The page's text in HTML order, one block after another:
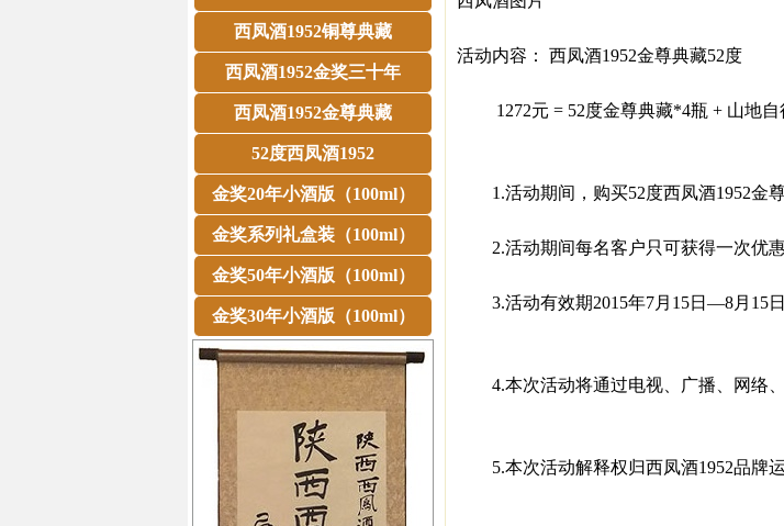
西凤酒1952铜尊典藏
西凤酒1952金奖三十年
西凤酒1952金尊典藏
52度西凤酒1952
金奖20年小酒版（100ml）
金奖系列礼盒装（100ml）
金奖50年小酒版（100ml）
金奖30年小酒版（100ml）
活动内容： 西凤酒1952金尊典藏52度
1272元 = 52度金尊典藏*4瓶 + 山地自
1.活动期间，购买52度西凤酒1952金尊
2.活动期间每名客户只可获得一次优惠
3.活动有效期2015年7月15日—8月15日
4.本次活动将通过电视、广播、网络、
5.本次活动解释权归西凤酒1952品牌运